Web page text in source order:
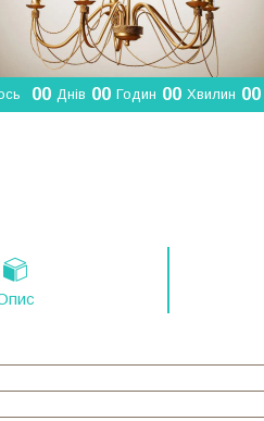
00 Днів 00 Годин 00 Хвилин 00